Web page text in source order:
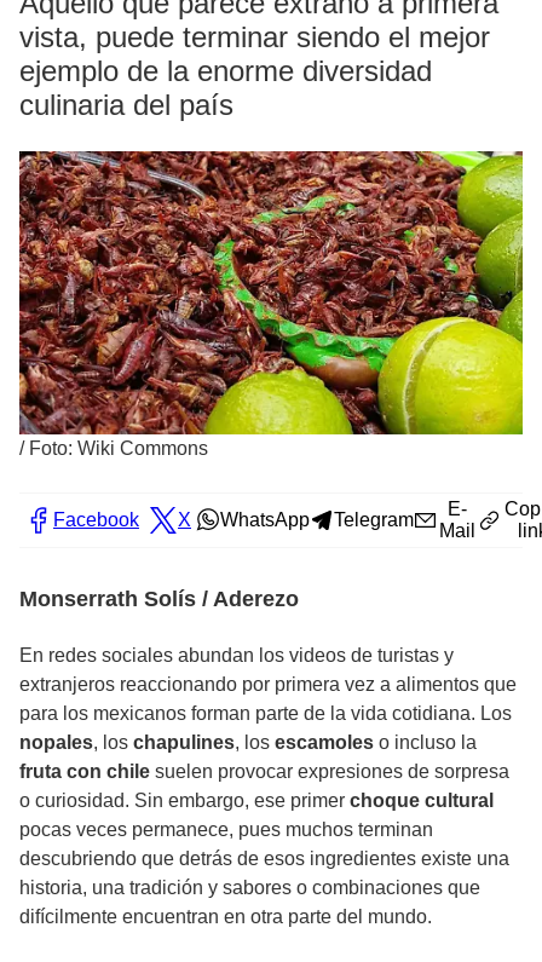
vista, puede terminar siendo el mejor
ejemplo de la enorme diversidad
culinaria del país
/ Foto: Wiki Commons
Facebook X WhatsApp Telegram
E-
Mail
Monserrath Solís / Aderezo
En redes sociales abundan los videos de turistas y
extranjeros reaccionando por primera vez a alimentos que
para los mexicanos forman parte de la vida cotidiana. Los
nopales, los chapulines, los escamoles o incluso la
fruta con chile suelen provocar expresiones de sorpresa
o curiosidad. Sin embargo, ese primer choque cultural
pocas veces permanece, pues muchos terminan
descubriendo que detrás de esos ingredientes existe una
historia, una tradición y sabores o combinaciones que
difícilmente encuentran en otra parte del mundo.